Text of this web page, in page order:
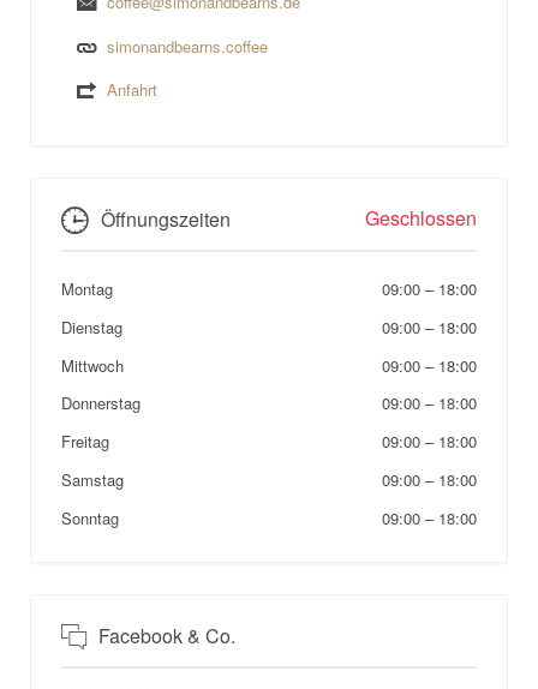
simonandbearns.coffee
Anfahrt
Öffnungszeiten Geschlossen
Montag 09:00 – 18:00
Dienstag
09:00 – 18:00
Mittwoch
09:00 – 18:00
Donnerstag
09:00 – 18:00
Freitag
09:00 – 18:00
Samstag
09:00 – 18:00
Sonntag
09:00 – 18:00
Facebook & Co.